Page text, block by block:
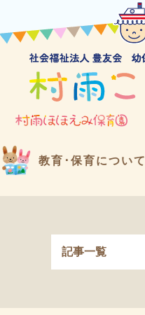
教育･保育について
記事一覧